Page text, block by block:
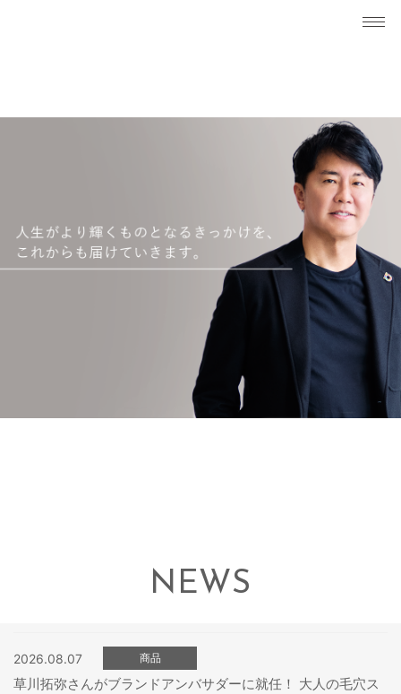
NEWS
2026.08.07 商品
草川拓弥さんがブランドアンバサダーに就任！ 大人の毛穴ス